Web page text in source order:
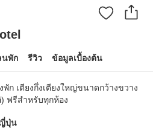
นพัก รีวิว ข้อมูลเบื้องต้น
ก เตียงกึ่งเตียงใหญ่ขนาดกว้างขวาง
ฟรีสำหรับทุกห้อง
ปุ่น